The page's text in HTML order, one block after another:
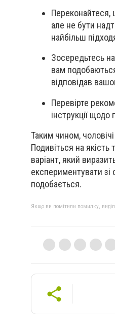
Переконайтеся,
але не бути
найбільш
Зосередьтесь
вам
відповідав
Перевірте
інструкції
Таким чином,
Подивіться на
варіант, який
експериментувати
подобається.
Якщо ви помітили помилку,